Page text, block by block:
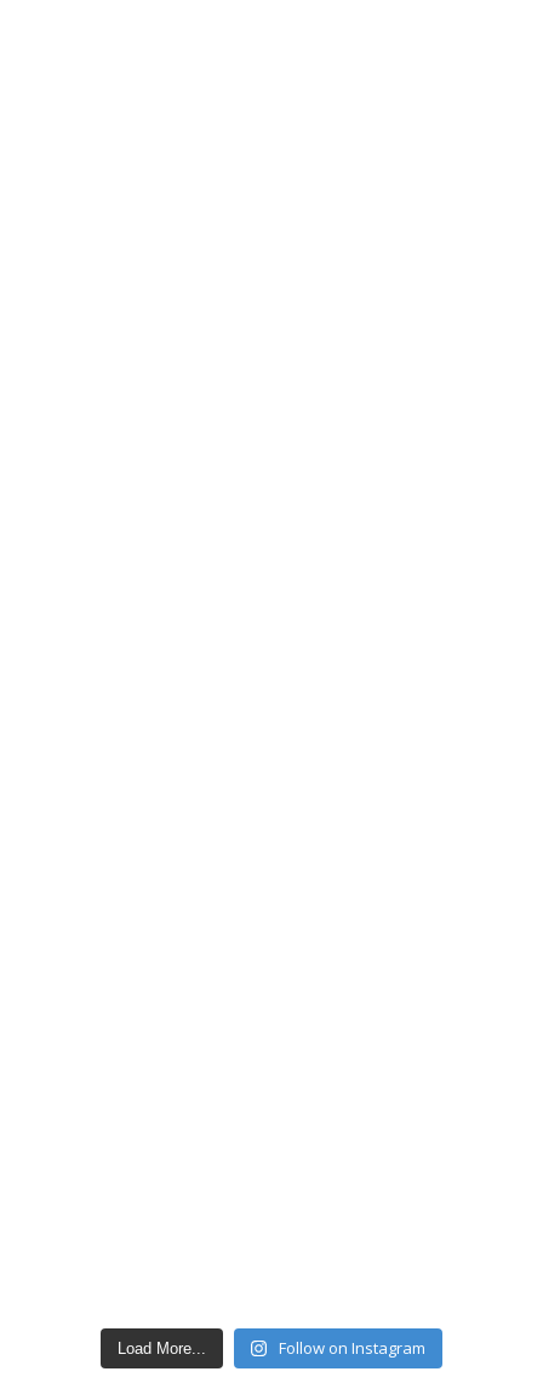
Load More... Follow on Instagram